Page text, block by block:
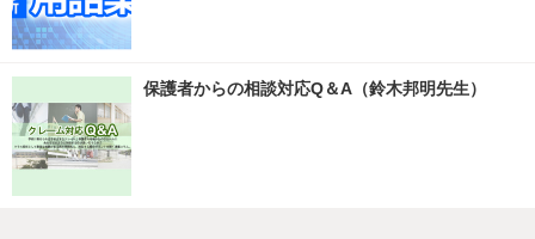
保護者からの相談対応Q＆A（鈴木邦明先生）